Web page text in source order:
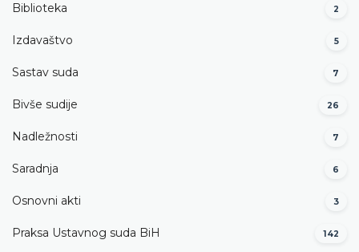
Biblioteka 2
Izdavaštvo 5
Sastav suda 7
Bivše sudije 26
Nadležnosti 7
Saradnja 6
Osnovni akti 3
Praksa Ustavnog suda BiH 142